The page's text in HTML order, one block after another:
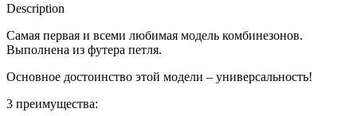
Description
Самая первая и всеми любимая модель комбинезонов.
Выполнена из футера петля.
Основное достоинство этой модели – универсальность!
3 преимущества: